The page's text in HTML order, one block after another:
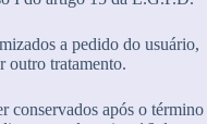
a pedido do usuário,
outro tratamento.
conservados após o término